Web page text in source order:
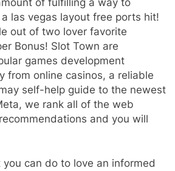
las vegas layout free ports hit!
out of two lover favorite
Bonus! Slot Town are
games development
from online casinos, a reliable
self-help guide to the newest
we rank all of the web
and you will
can do to love an informed